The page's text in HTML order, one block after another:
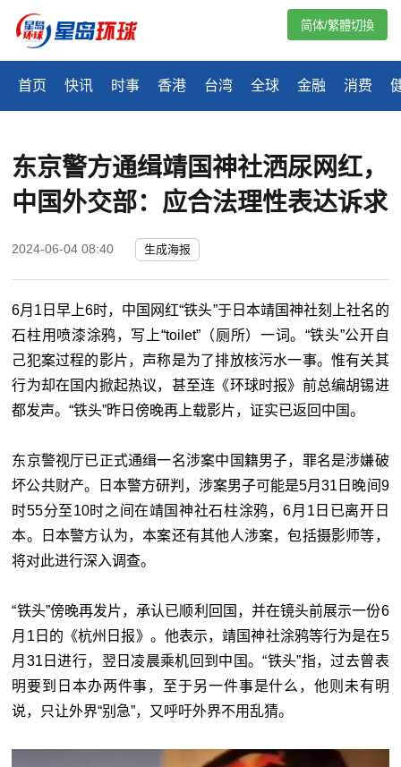
首页 快讯 时事 香港 台湾 全球 金融 消费
简体/繁體切換
东京警方通缉靖国神社洒尿网红，
中国外交部：应合法理性表达诉求
2024-06-04 08:40 生成海报
6月1日早上6时，中国网红“铁头”于日本靖国神社刻上社名的
石柱用喷漆涂鸦，写上“toilet”（厕所）一词。“铁头”公开自
己犯案过程的影片，声称是为了排放核污水一事。惟有关其
行为却在国内掀起热议，甚至连《环球时报》前总编胡锡进
都发声。“铁头”昨日傍晚再上载影片，证实已返回中国。
东京警视厅已正式通缉一名涉案中国籍男子，罪名是涉嫌破
坏公共财产。日本警方研判，涉案男子可能是5月31日晚间9
时55分至10时之间在靖国神社石柱涂鸦，6月1日已离开日
本。日本警方认为，本案还有其他人涉案，包括摄影师等，
将对此进行深入调查。
“铁头”傍晚再发片，承认已顺利回国，并在镜头前展示一份6
月1日的《杭州日报》。他表示，靖国神社涂鸦等行为是在5
月31日进行，翌日凌晨乘机回到中国。“铁头”指，过去曾表
明要到日本办两件事，至于另一件事是什么，他则未有明
说，只让外界“别急”，又呼吁外界不用乱猜。